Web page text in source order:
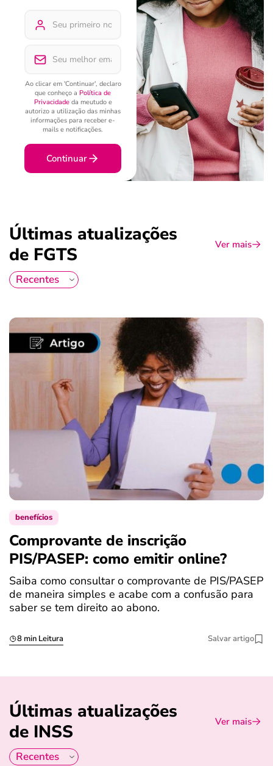
Ao clicar em 'Continuar', declaro
que conheço a Política de
Privacidadeda meutudo e
autorizo a utilização das minhas
informações para receber e-
mails e notificações.
Continuar
Últimas atualizações
de FGTS
Ver mais
benefícios
Comprovante de inscrição
PIS/PASEP: como emitir online?
Saiba como consultar o comprovante de PIS/PASEP
de maneira simples e acabe com a confusão para
saber se tem direito ao abono.
8 min Leitura Salvar artigo
Últimas atualizações
de INSS
Ver mais